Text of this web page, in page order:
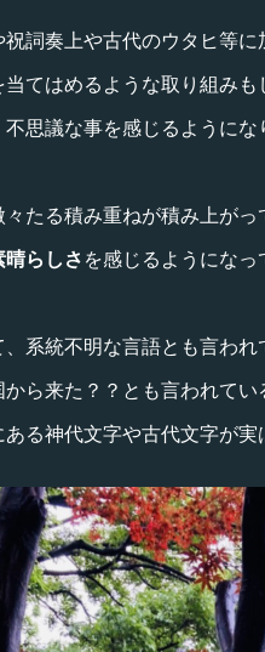
詞奏上や古代のウタヒ等に
てはめるような取り組みも
思議な事を感じるようにな
たる積み重ねが積み上がっ
らしさを感じるようになっ
系統不明な言語とも言わ
ら来た？？とも言われてい
る神代文字や古代文字が実